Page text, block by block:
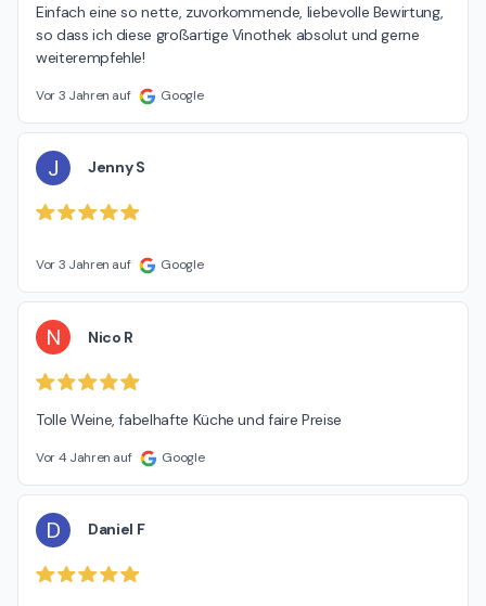
Einfach eine so nette, zuvorkommende, liebevolle Bewirtung,
so dass ich diese großartige Vinothek absolut und gerne
weiterempfehle!
Vor 3 Jahren auf Google
J Jenny S
Vor 3 Jahren auf Google
N Nico R
Tolle Weine, fabelhafte Küche und faire Preise
Vor 4 Jahren auf Google
D Daniel F